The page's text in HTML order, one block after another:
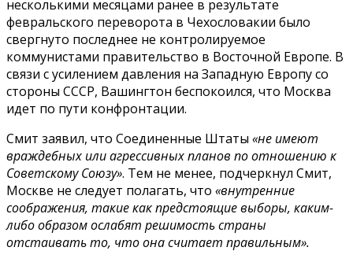
несколькими месяцами ранее в результате
февральского переворота в Чехословакии было
свергнуто последнее не контролируемое
коммунистами правительство в Восточной Европе. В
связи с усилением давления на Западную Европу со
стороны СССР, Вашингтон беспокоился, что Москва
идет по пути конфронтации.
Смит заявил, что Соединенные Штаты «не имеют
враждебных или агрессивных планов по отношению к
Советскому Союзу». Тем не менее, подчеркнул Смит,
Москве не следует полагать, что «внутренние
соображения, такие как предстоящие выборы, каким-
либо образом ослабят решимость страны
отстаивать то, что она считает правильным».